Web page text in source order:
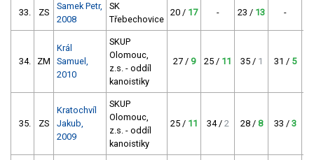
33. ZS
Samek Petr,
2008
SK
Třebechovice
20 / 17 - 23 / 13 -
34. ZM
Král
Samuel,
2010
SKUP
Olomouc,
z.s. - oddíl
kanoistiky
27 / 9 25 / 11 35 / 1 31 / 5
35. ZS
Kratochvíl
Jakub,
2009
SKUP
Olomouc,
z.s. - oddíl
kanoistiky
25 / 11 34 / 2 28 / 8 33 / 3